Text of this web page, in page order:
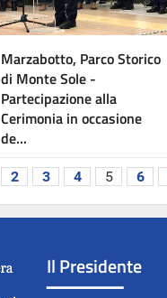
Marzabotto, Parco Storico
di Monte Sole -
Partecipazione alla
Cerimonia in occasione
de...
2 3 4 5 6
Il Presidente